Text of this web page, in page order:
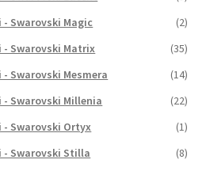
Swarovski Magic
(2)
- Swarovski Matrix
(35)
Swarovski Mesmera
(14)
Swarovski Millenia
(22)
- Swarovski Ortyx
(1)
- Swarovski Stilla
(8)